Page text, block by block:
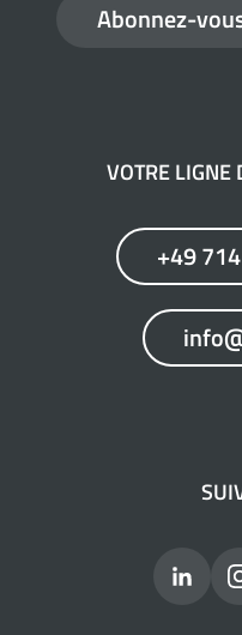
Abonnez-
VOTRE LIGNE
+49